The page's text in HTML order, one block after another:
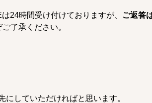
24時間受け付けておりますが、 ご返答
了承ください。
していただければと思います。